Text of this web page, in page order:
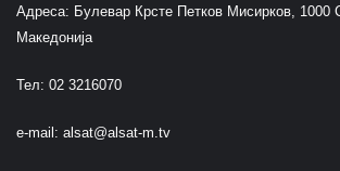
Адреса: Булевар Крсте Петков Мисирков, 1000
Македонија
Тел: 02 3216070
e-mail: alsat@alsat-m.tv